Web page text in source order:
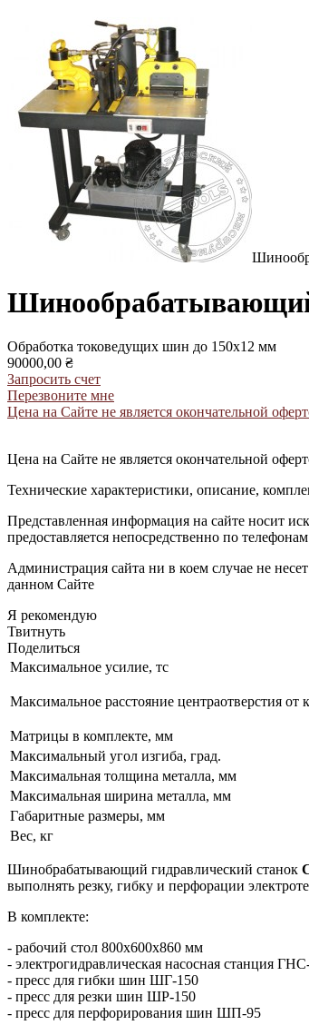
Обработка токоведущих шин до 150х12 мм
90000,00 ₴
Запросить счет
Перезвоните мне
Цена на Сайте не является окончательной
Цена на Сайте не является окончательной
Технические характеристики, описание,
Представленная информация на сайте носит
предоставляется непосредственно по
Администрация сайта ни в коем случае не
данном Сайте
Я рекомендую
Твитнуть
Поделиться
Максимальное усилие, тс
Максимальное расстояние центраотверстия от
Матрицы в комплекте, мм
Максимальный угол изгиба, град.
Максимальная толщина металла, мм
Максимальная ширина металла, мм
Габаритные размеры, мм
Вес, кг
Шинобрабатывающий гидравлический станок
выполнять резку, гибку и перфорации
В комплекте:
- рабочий стол 800х600х860 мм
- электрогидравлическая насосная станция
- пресс для гибки шин ШГ-150
- пресс для резки шин ШР-150
- пресс для перфорирования шин ШП-95